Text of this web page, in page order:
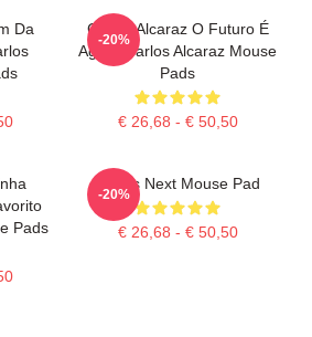
Da
Carlos Alcaraz O Futuro É
Agora Carlos Alcaraz Mouse
Pads
€ 26,68 - € 50,50
-20%
Pads
Carlos Next Mouse Pad
€ 26,68 - € 50,50
-20%